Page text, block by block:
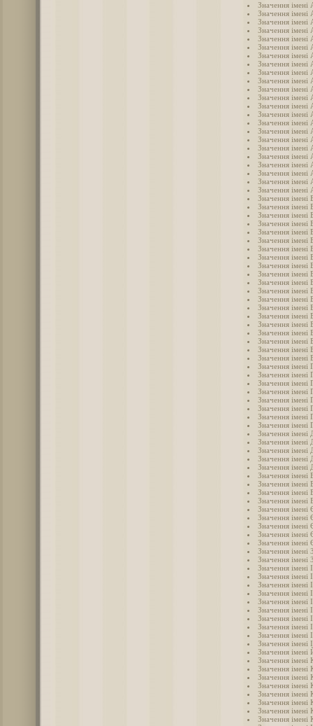
Значення імені
Значення імені
Значення імені
Значення імені
Значення імені
Значення імені
Значення імені
Значення імені
Значення імені
Значення імені
Значення імені
Значення імені
Значення імені
Значення імені
Значення імені
Значення імені
Значення імені
Значення імені
Значення імені
Значення імені
Значення імені
Значення імені
Значення імені
Значення імені
Значення імені
Значення імені
Значення імені
Значення імені
Значення імені
Значення імені
Значення імені
Значення імені
Значення імені
Значення імені
Значення імені
Значення імені
Значення імені
Значення імені
Значення імені
Значення імені
Значення
Значення імені
Значення імені
Значення імені
Значення імені
Значення імені
Значення імені
Значення імені
Значення імені
Значення імені
Значення імені
Значення імені
Значення імені
Значення імені
Значення імені
Значення імені
Значення імені
Значення імені
Значення імені
Значення імені
Значення імені
Значення імені
Значення імені
Значення імені
Значення імені
Значення імені
Значення імені
Значення імені
Значення імені
Значення імені
Значення імені
Значення імені
Значення імені
Значення імені
Значення імені
Значення імені
Значення імені
Значення імені
Значення імені
Значення імені
Значення імені
Значення імені
Значення імені
Значення імені
Значення імені
Значення імені